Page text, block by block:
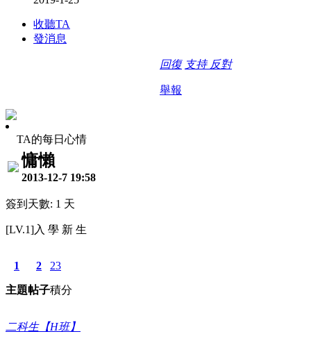
收聽TA
發消息
回復 支持 反對
舉報
TA的每日心情
慵懶
2013-12-7 19:58
簽到天數: 1 天
[LV.1]入 學 新 生
1
主題
2
帖子
23
積分
二科生【H班】